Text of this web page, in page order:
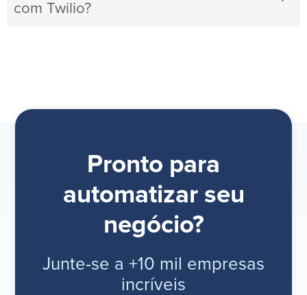
com Twilio?
Pronto para
automatizar seu
negócio?
Junte-se a +10 mil empresas
incríveis